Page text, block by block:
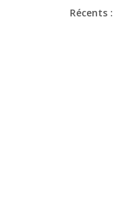
Récents :